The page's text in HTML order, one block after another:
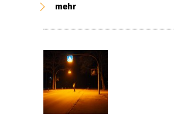
mehr